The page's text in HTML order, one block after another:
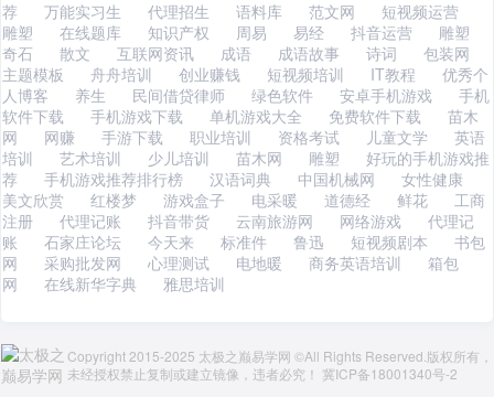
荐
万能实习生 代理招生 语料库 范文网
短视频运营
雕塑
在线题库 知识产权 周易 易经 抖音运营
雕塑
奇石
散文 互联网资讯 成语 成语故事 诗词
包装网
主题模板
舟舟培训 创业赚钱 短视频培训 IT教程
优秀个
人博客
养生 民间借贷律师 绿色软件 安卓手机游戏
手机
软件下载
手机游戏下载 单机游戏大全 免费软件下载
苗木
网
网赚 手游下载 职业培训 资格考试 儿童文学
英语
培训
艺术培训 少儿培训 苗木网 雕塑
好玩的手机游戏推
荐
手机游戏推荐排行榜 汉语词典 中国机械网
女性健康
美文欣赏
红楼梦 游戏盒子 电采暖 道德经 鲜花
工商
注册
代理记账 抖音带货 云南旅游网 网络游戏
代理记
账
石家庄论坛 今天来 标准件 鲁迅 短视频剧本
书包
网
采购批发网 心理测试 电地暖 商务英语培训
箱包
网
在线新华字典 雅思培训
Copyright 2015-2025 太极之巅易学网 ©All Rights Reserved.版权所有，
未经授权禁止复制或建立镜像，违者必究！ 冀ICP备18001340号-2